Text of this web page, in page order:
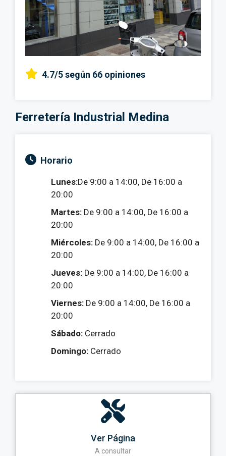
4.7/5según 66 opiniones
Ferretería Industrial Medina
Horario
Lunes:De 9:00 a 14:00, De 16:00 a
20:00
Martes: De 9:00 a 14:00, De 16:00 a
20:00
Miércoles: De 9:00 a 14:00, De 16:00 a
20:00
Jueves: De 9:00 a 14:00, De 16:00 a
20:00
Viernes: De 9:00 a 14:00, De 16:00 a
20:00
Sábado: Cerrado
Domingo: Cerrado
Ver Página
A consultar